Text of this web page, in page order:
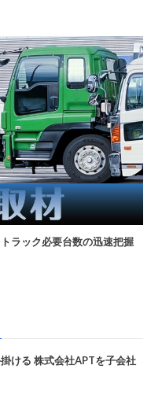
ラック必要台数の迅速把握
ける 株式会社APTを子会社